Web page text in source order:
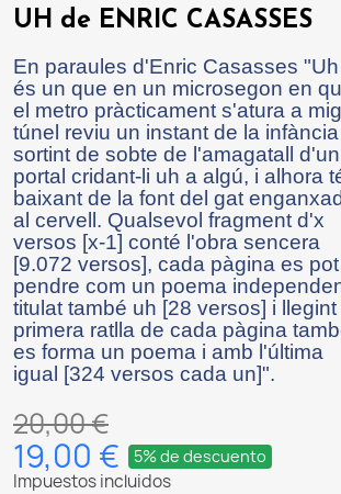
UH de ENRIC CASASSES
En paraules d'Enric Casasses "Uh
és un que en un microsegon en
el metro pràcticament s'atura a mig
túnel reviu un instant de la infància
sortint de sobte de l'amagatall d'un
portal cridant-li uh a algú, i alhora
baixant de la font del gat
al cervell. Qualsevol fragment d'x
versos [x-1] conté l'obra sencera
[9.072 versos], cada pàgina es pot
pendre com un poema
titulat també uh [28 versos] i llegint
primera ratlla de cada pàgina
es forma un poema i amb l'última
igual [324 versos cada un]".
20,00 €
19,00 € 5% de descuento
Impuestos incluidos